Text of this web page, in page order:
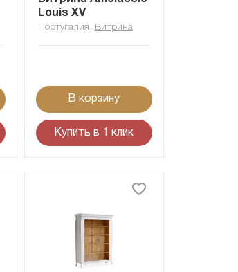
Louis XV
Португалия , Витрина
В корзину
Купить в 1 клик